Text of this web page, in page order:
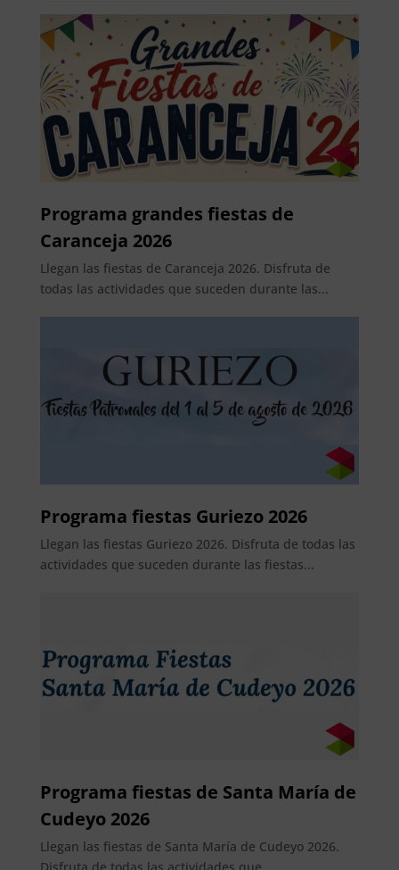
Programa grandes fiestas de
Caranceja 2026
Llegan las fiestas de Caranceja 2026. Disfruta de
todas las actividades que suceden durante las...
Programa fiestas Guriezo 2026
Llegan las fiestas Guriezo 2026. Disfruta de todas las
actividades que suceden durante las fiestas...
Programa fiestas de Santa María de
Cudeyo 2026
Llegan las fiestas de Santa María de Cudeyo 2026.
Disfruta de todas las actividades que...